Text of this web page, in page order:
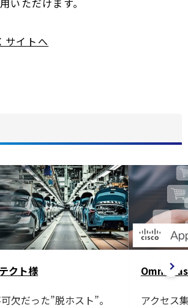
いただけます。
サイトへ
別
開
く
クト様
欠だった”脱ホスト”。
Omni-
アクセス